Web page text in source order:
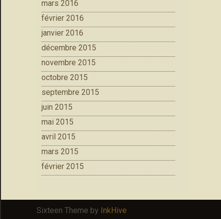
mars 2016
février 2016
janvier 2016
décembre 2015
novembre 2015
octobre 2015
septembre 2015
juin 2015
mai 2015
avril 2015
mars 2015
février 2015
Sixteen Theme by InkHive